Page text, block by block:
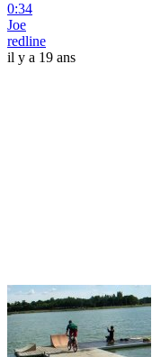
0:34
Joe
redline
il y a 19 ans